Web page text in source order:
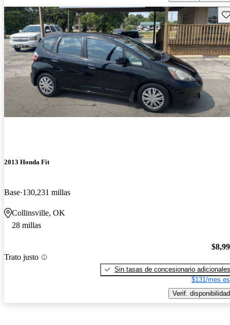
2013 Honda Fit
Base 130,231 millas
Collinsville, OK
28 millas
Trato justo
Sin tasas de concesionario adicionales
$131/mes
Verif. disponibilidad